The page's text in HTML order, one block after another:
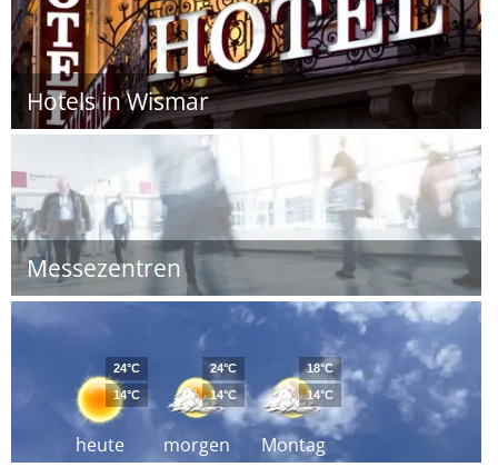
Hotels in Wismar
Messezentren
heute
24°C
14°C
morgen
24°C
14°C
Montag
18°C
14°C